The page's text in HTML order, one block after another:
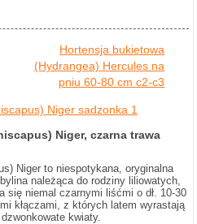
Hortensja bukietowa
(Hydrangea) Hercules na
pniu 60-80 cm c2-c3
Niger, czarna trawa
Niger to niespotykana, oryginalna
należąca do rodziny liliowatych,
się niemal czarnymi liśćmi o dł. 10-30
kłączami, z których latem wyrastają
kwiaty.